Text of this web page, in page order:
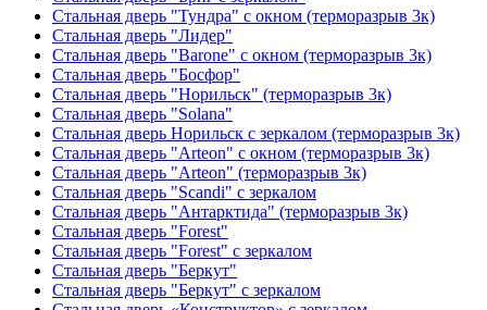
Стальная дверь "Тундра" с окном (терморазрыв 3к)
Стальная дверь "Лидер"
Стальная дверь "Barone" с окном (терморазрыв 3к)
Стальная дверь "Босфор"
Стальная дверь "Норильск" (терморазрыв 3к)
Стальная дверь "Solana"
Стальная дверь Норильск с зеркалом (терморазрыв 3к)
Стальная дверь "Arteon" с окном (терморазрыв 3к)
Стальная дверь "Arteon" (терморазрыв 3к)
Стальная дверь "Scandi" с зеркалом
Стальная дверь "Антарктида" (терморазрыв 3к)
Стальная дверь "Forest"
Стальная дверь "Forest" с зеркалом
Стальная дверь "Беркут"
Стальная дверь "Беркут" с зеркалом